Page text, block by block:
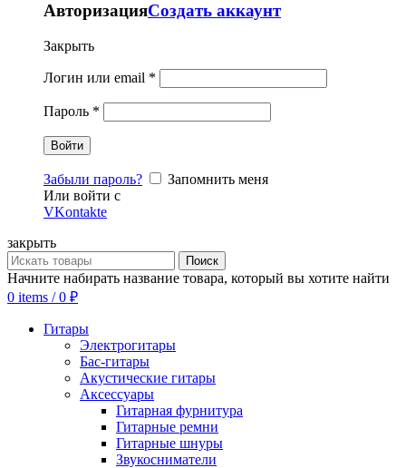
АвторизацияСоздать аккаунт
Закрыть
Логин или email *
Пароль *
Забыли пароль?
Запомнить меня
Или войти с
VKontakte
закрыть
Поиск
Начните набирать название товара, который вы хотите найти
0 items / 0 ₽
Гитары
Электрогитары
Бас-гитары
Акустические гитары
Аксессуары
Гитарная фурнитура
Гитарные ремни
Гитарные шнуры
Звукосниматели